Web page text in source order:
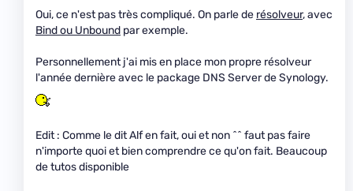
Oui, ce n'est pas très compliqué. On parle de résolveur, avec
Bind ou Unbound par exemple.
Personnellement j'ai mis en place mon propre résolveur
l'année dernière avec le package DNS Server de Synology.
Edit : Comme le dit Alf en fait, oui et non ^^ faut pas faire
n'importe quoi et bien comprendre ce qu'on fait. Beaucoup
de tutos disponible